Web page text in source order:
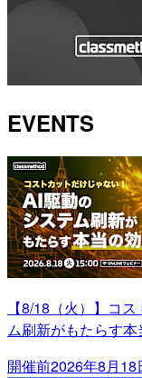
EVENTS
【8/18（火）】コ
ム刷新がもたらす
開催前2026年8月18